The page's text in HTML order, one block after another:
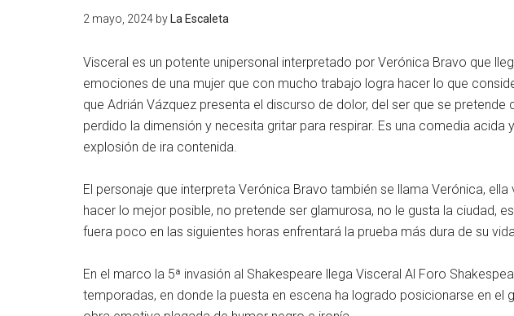
2 mayo, 2024 by La Escaleta
Visceral es un potente unipersonal interpretado por Verónica Bravo que
emociones de una mujer que con mucho trabajo logra hacer lo que
que Adrián Vázquez presenta el discurso de dolor, del ser que se pretende
perdido la dimensión y necesita gritar para respirar. Es una comedia acida
explosión de ira contenida.
El personaje que interpreta Verónica Bravo también se llama Verónica,
hacer lo mejor posible, no pretende ser glamurosa, no le gusta la ciudad,
fuera poco en las siguientes horas enfrentará la prueba más dura de su
En el marco la 5ª invasión al Shakespeare llega Visceral Al Foro
temporadas, en donde la puesta en escena ha logrado posicionarse en el